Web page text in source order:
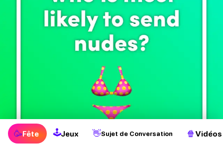
🥳Fête 🕹Jeux 👋Sujet de Conversation 🍿 Vidéos